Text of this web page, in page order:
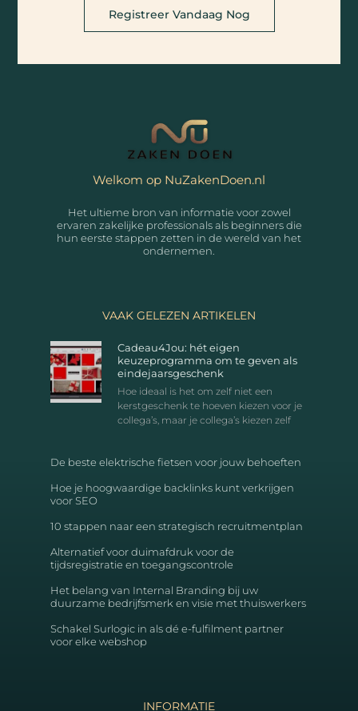
Registreer Vandaag Nog
Welkom op NuZakenDoen.nl
Het ultieme bron van informatie voor zowel
ervaren zakelijke professionals als beginners die
hun eerste stappen zetten in de wereld van het
ondernemen.
VAAK GELEZEN ARTIKELEN
Cadeau4Jou: hét eigen
keuzeprogramma om te geven als
eindejaarsgeschenk
Hoe ideaal is het om zelf niet een
kerstgeschenk te hoeven kiezen voor je
collega’s, maar je collega’s kiezen zelf
De beste elektrische fietsen voor jouw behoeften
Hoe je hoogwaardige backlinks kunt verkrijgen
voor SEO
10 stappen naar een strategisch recruitmentplan
Alternatief voor duimafdruk voor de
tijdsregistratie en toegangscontrole
Het belang van Internal Branding bij uw
duurzame bedrijfsmerk en visie met thuiswerkers
Schakel Surlogic in als dé e-fulfilment partner
voor elke webshop
INFORMATIE